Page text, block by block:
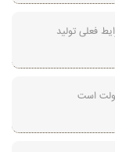
فعلی تولید
است